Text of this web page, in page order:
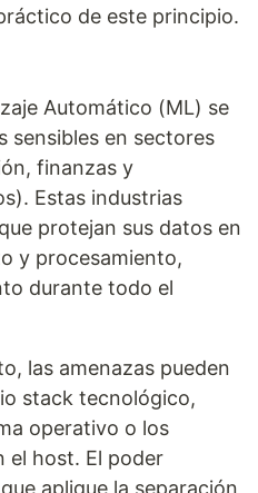
de este principio.
Automático (ML) se
sensibles en sectores
finanzas y
Estas industrias
protejan sus datos en
y procesamiento,
durante todo el
las amenazas pueden
stack tecnológico,
operativo o los
el host. El poder
aplique la separación